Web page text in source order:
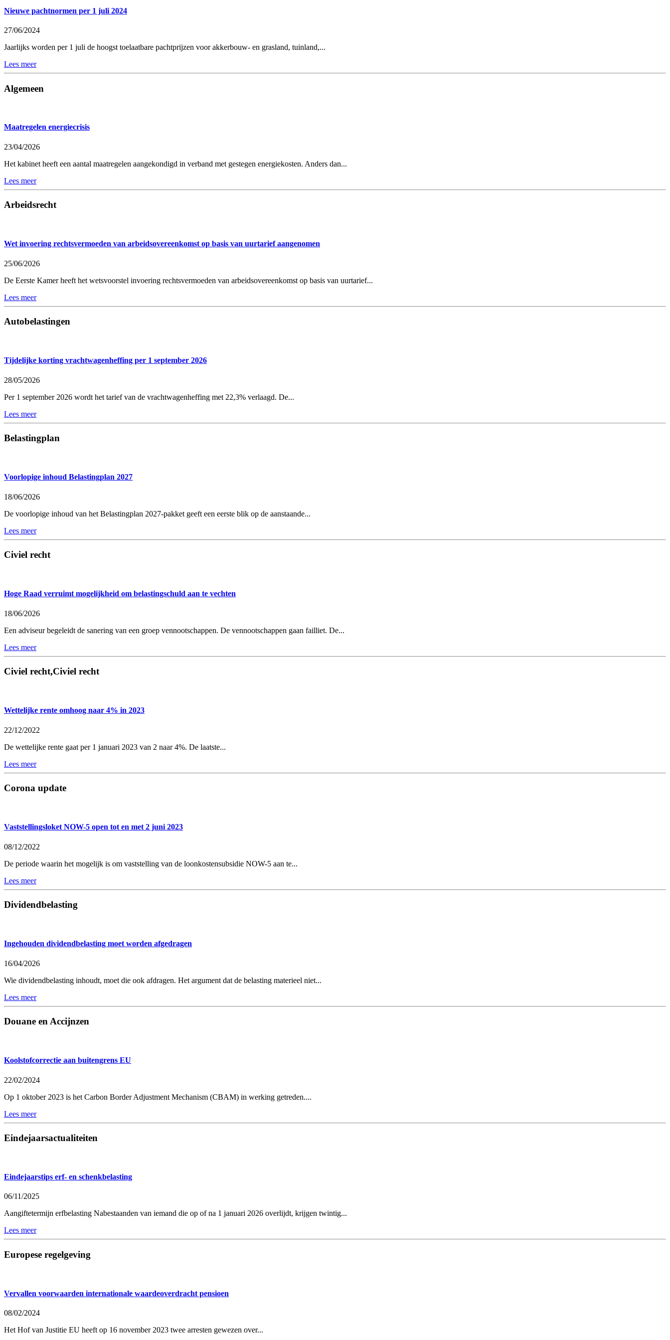
Nieuwe pachtnormen per 1 juli 2024
27/06/2024
Jaarlijks worden per 1 juli de hoogst toelaatbare pachtprijzen voor akkerbouw- en grasland, tuinland,...
Lees meer
Algemeen
Maatregelen energiecrisis
23/04/2026
Het kabinet heeft een aantal maatregelen aangekondigd in verband met gestegen energiekosten. Anders dan...
Lees meer
Arbeidsrecht
Wet invoering rechtsvermoeden van arbeidsovereenkomst op basis van uurtarief aangenomen
25/06/2026
De Eerste Kamer heeft het wetsvoorstel invoering rechtsvermoeden van arbeidsovereenkomst op basis van uurtarief...
Lees meer
Autobelastingen
Tijdelijke korting vrachtwagenheffing per 1 september 2026
28/05/2026
Per 1 september 2026 wordt het tarief van de vrachtwagenheffing met 22,3% verlaagd. De...
Lees meer
Belastingplan
Voorlopige inhoud Belastingplan 2027
18/06/2026
De voorlopige inhoud van het Belastingplan 2027-pakket geeft een eerste blik op de aanstaande...
Lees meer
Civiel recht
Hoge Raad verruimt mogelijkheid om belastingschuld aan te vechten
18/06/2026
Een adviseur begeleidt de sanering van een groep vennootschappen. De vennootschappen gaan failliet. De...
Lees meer
Civiel recht,Civiel recht
Wettelijke rente omhoog naar 4% in 2023
22/12/2022
De wettelijke rente gaat per 1 januari 2023 van 2 naar 4%. De laatste...
Lees meer
Corona update
Vaststellingsloket NOW-5 open tot en met 2 juni 2023
08/12/2022
De periode waarin het mogelijk is om vaststelling van de loonkostensubsidie NOW-5 aan te...
Lees meer
Dividendbelasting
Ingehouden dividendbelasting moet worden afgedragen
16/04/2026
Wie dividendbelasting inhoudt, moet die ook afdragen. Het argument dat de belasting materieel niet...
Lees meer
Douane en Accijnzen
Koolstofcorrectie aan buitengrens EU
22/02/2024
Op 1 oktober 2023 is het Carbon Border Adjustment Mechanism (CBAM) in werking getreden....
Lees meer
Eindejaarsactualiteiten
Eindejaarstips erf- en schenkbelasting
06/11/2025
Aangiftetermijn erfbelasting Nabestaanden van iemand die op of na 1 januari 2026 overlijdt, krijgen twintig...
Lees meer
Europese regelgeving
Vervallen voorwaarden internationale waardeoverdracht pensioen
08/02/2024
Het Hof van Justitie EU heeft op 16 november 2023 twee arresten gewezen over...